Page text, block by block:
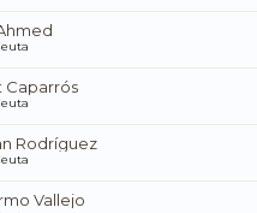
Caparrós
Rodríguez
Vallejo